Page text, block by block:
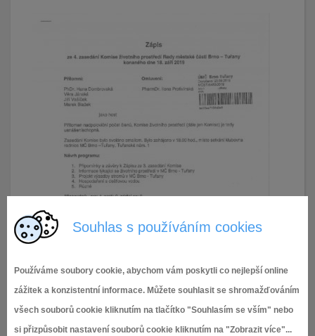
Souhlas s používáním cookies
Používáme soubory cookie, abychom vám poskytli co nejlepší online
zážitek a konzistentní informace. Můžete souhlasit se shromažďováním
všech souborů cookie kliknutím na tlačítko "Souhlasím se vším" nebo
si přizpůsobit nastavení souborů cookie kliknutím na "Zobrazit více"...